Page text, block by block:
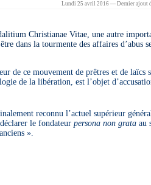
Lundi 25 avril 2016 — Dernier ajout
Christianae Vitae, une autre
dans la tourmente des affaires d’abus
de ce mouvement de prêtres et de laïcs
de la libération, est l’objet
reconnu l’actuel supérieur
le fondateur persona non grataau
».